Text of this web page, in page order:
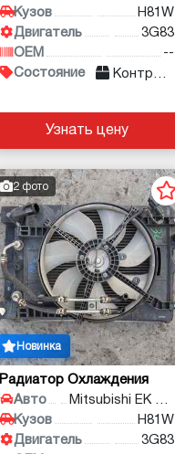
Кузов
H81W
Двигатель
3G83
OEM
--
Состояние
Контракт
Узнать цену
2 фото
Новинка
Радиатор Охлаждения
Авто
Кузов
H81W
Двигатель
3G83